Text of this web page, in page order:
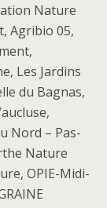
Nature
Agribio 05,
Les Jardins
du Bagnas,
Nord – Pas-
Nature
OPIE-Midi-